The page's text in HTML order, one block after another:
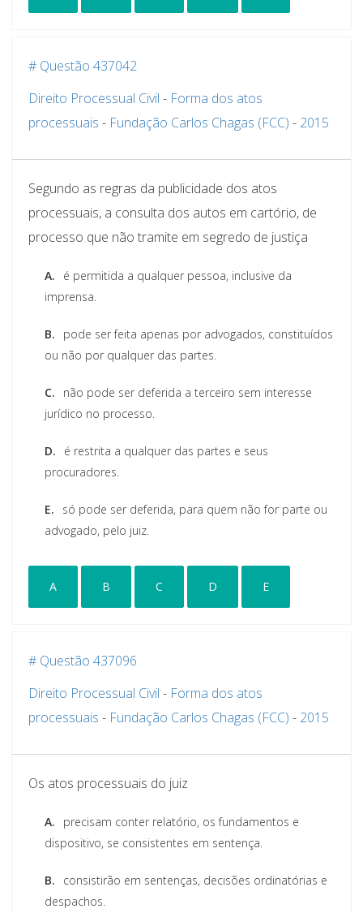
# Questão 437042
Direito Processual Civil - Forma dos atos
processuais - Fundação Carlos Chagas (FCC) - 2015
Segundo as regras da publicidade dos atos
processuais, a consulta dos autos em cartório, de
processo que não tramite em segredo de justiça
A.
é permitida a qualquer pessoa, inclusive da
imprensa.
B.
pode ser feita apenas por advogados, constituídos
ou não por qualquer das partes.
C.
não pode ser deferida a terceiro sem interesse
jurídico no processo.
D.
é restrita a qualquer das partes e seus
procuradores.
E.
só pode ser deferida, para quem não for parte ou
advogado, pelo juiz.
A B C D E
# Questão 437096
Direito Processual Civil - Forma dos atos
processuais - Fundação Carlos Chagas (FCC) - 2015
Os atos processuais do juiz
A.
precisam conter relatório, os fundamentos e
dispositivo, se consistentes em sentença.
B.
consistirão em sentenças, decisões ordinatórias e
despachos.